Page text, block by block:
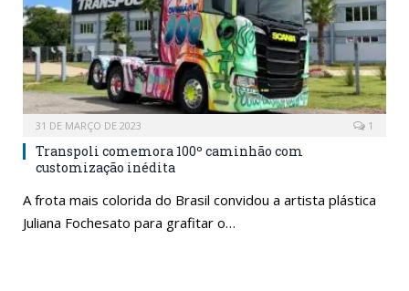
31 DE MARÇO DE 2023 1
Transpoli comemora 100º caminhão com
customização inédita
A frota mais colorida do Brasil convidou a artista plástica
Juliana Fochesato para grafitar o…